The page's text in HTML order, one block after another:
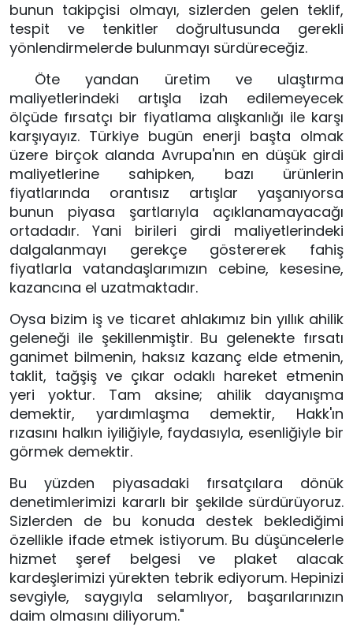
bunun takipçisi olmayı, sizlerden gelen teklif,
tespit ve tenkitler doğrultusunda gerekli
yönlendirmelerde bulunmayı sürdüreceğiz.
maliyetlerindeki artışla izah edilemeyecek
ölçüde fırsatçı bir fiyatlama alışkanlığı ile karşı
karşıyayız. Türkiye bugün enerji başta olmak
üzere birçok alanda Avrupa'nın en düşük girdi
maliyetlerine sahipken, bazı ürünlerin
fiyatlarında orantısız artışlar yaşanıyorsa
bunun piyasa şartlarıyla açıklanamayacağı
ortadadır. Yani birileri girdi maliyetlerindeki
dalgalanmayı gerekçe göstererek fahiş
fiyatlarla vatandaşlarımızın cebine, kesesine,
kazancına el uzatmaktadır.
Oysa bizim iş ve ticaret ahlakımız bin yıllık ahilik
geleneği ile şekillenmiştir. Bu gelenekte fırsatı
ganimet bilmenin, haksız kazanç elde etmenin,
taklit, tağşiş ve çıkar odaklı hareket etmenin
yeri yoktur. Tam aksine; ahilik dayanışma
demektir, yardımlaşma demektir, Hakk'ın
rızasını halkın iyiliğiyle, faydasıyla, esenliğiyle bir
görmek demektir.
Bu yüzden piyasadaki fırsatçılara dönük
denetimlerimizi kararlı bir şekilde sürdürüyoruz.
Sizlerden de bu konuda destek beklediğimi
özellikle ifade etmek istiyorum. Bu düşüncelerle
hizmet şeref belgesi ve plaket alacak
kardeşlerimizi yürekten tebrik ediyorum. Hepinizi
sevgiyle, saygıyla selamlıyor, başarılarınızın
daim olmasını diliyorum."